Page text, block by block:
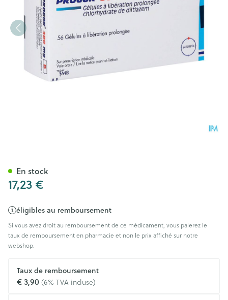
17,23 €
éligibles au remboursement
Si vous avez droit au remboursement de ce médicament, vous paierez le
taux de remboursement en pharmacie et non le prix affiché sur notre
webshop.
Taux de remboursement
€ 3,90(6% TVA incluse)
En stock